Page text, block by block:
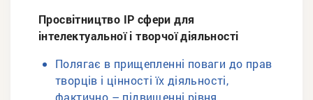
Просвітництво ІР сфери для
інтелектуальної і творчої діяльності
Полягає в прищепленні поваги до прав
творців і цінності їх діяльності,
фактично – підвищенні рівня